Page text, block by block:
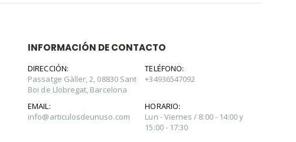
INFORMACIÓN DE CONTACTO
DIRECCIÓN:
Passatge Gàller, 2, 08830 Sant
Boi de Llobregat, Barcelona
TELÉFONO:
+34936547092
EMAIL:
info@articulosdeunuso.com
HORARIO:
Lun - Viernes / 8:00 - 14:00 y
15:00 - 17:30